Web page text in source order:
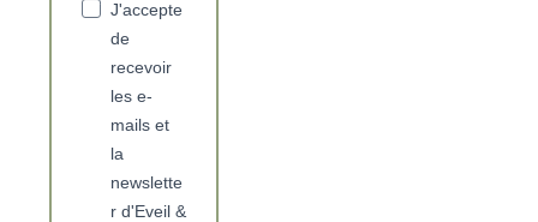
J'accepte
de
recevoir
les e-
mails et
la
newslette
r d'Eveil &